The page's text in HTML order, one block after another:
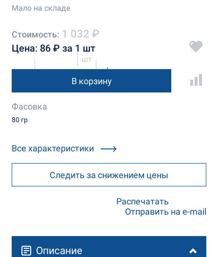
Мало на складе
Стоимость: 1 032 ₽
Цена: 86 ₽ за 1 шт
шт
В корзину
Фасовка
80 гр
Все характеристики
Следить за снижением цены
Распечатать
Отправить на e-mail
Описание